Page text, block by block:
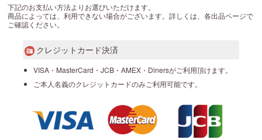
下記のお支払い方法よりお選びいただけます。
商品によっては、利用できない場合がございます。詳しくは、各出品ページで
ご確認ください。
クレジットカード決済
VISA・MasterCard・JCB・AMEX・Dinersがご利用頂けます。
ご本人名義のクレジットカードのみご利用可能です。